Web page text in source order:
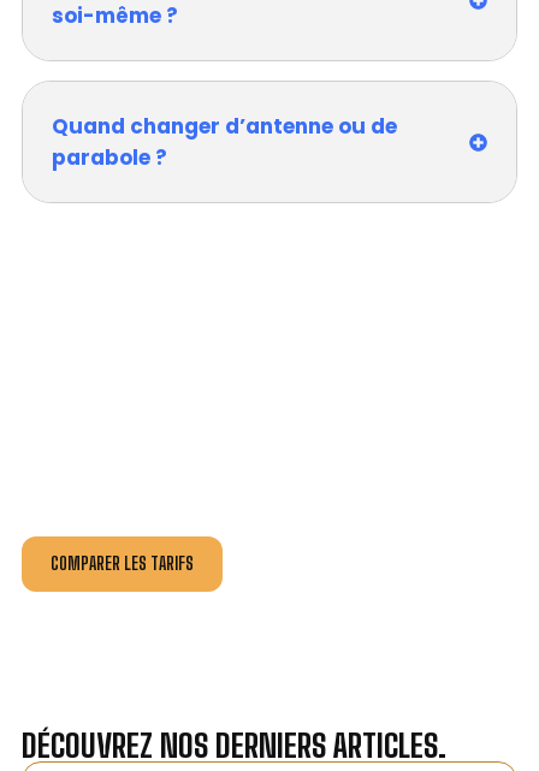
soi-même ?
Quand changer d’antenne ou de
parabole ?
COMPARER LES TARIFS
DÉCOUVREZ NOS DERNIERS ARTICLES.